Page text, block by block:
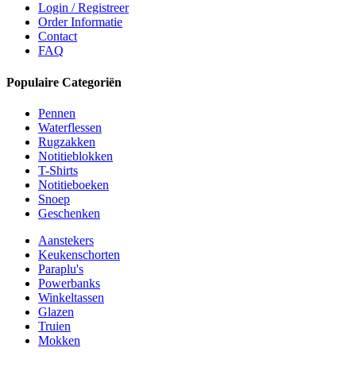
Login / Registreer
Order Informatie
Contact
FAQ
Populaire Categoriën
Pennen
Waterflessen
Rugzakken
Notitieblokken
T-Shirts
Notitieboeken
Snoep
Geschenken
Aanstekers
Keukenschorten
Paraplu's
Powerbanks
Winkeltassen
Glazen
Truien
Mokken